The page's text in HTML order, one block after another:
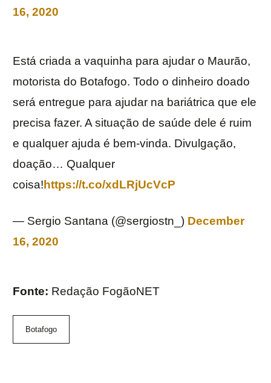
16, 2020
Está criada a vaquinha para ajudar o Maurão,
motorista do Botafogo. Todo o dinheiro doado
será entregue para ajudar na bariátrica que ele
precisa fazer. A situação de saúde dele é ruim
e qualquer ajuda é bem-vinda. Divulgação,
doação… Qualquer
coisa!https://t.co/xdLRjUcVcP
— Sergio Santana (@sergiostn_) December
16, 2020
Fonte: Redação FogãoNET
Botafogo